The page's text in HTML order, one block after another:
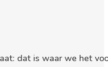
dat is waar we het